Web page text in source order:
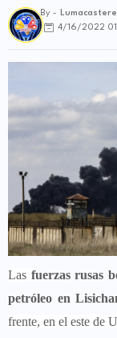
By -
4/16/2022
Las fuerzas rusas
petróleo en
frente, en el este de